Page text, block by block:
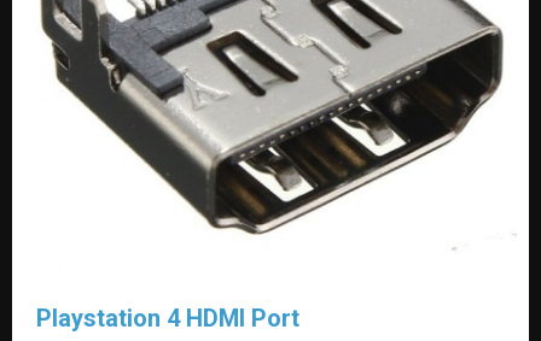
Playstation 4 HDMI Port